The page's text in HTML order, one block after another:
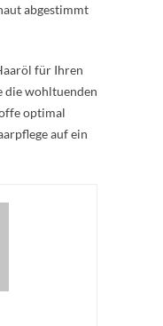
abgestimmt
für Ihren
die wohltuenden
optimal
auf ein